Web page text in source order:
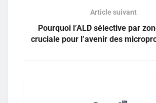
Article suivant
Pourquoi l’ALD sélective par
cruciale pour l’avenir des